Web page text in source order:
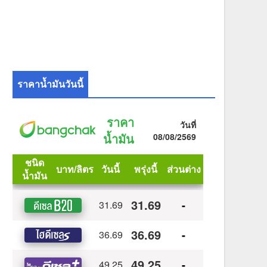
ราคาน้ำมันวันนี้